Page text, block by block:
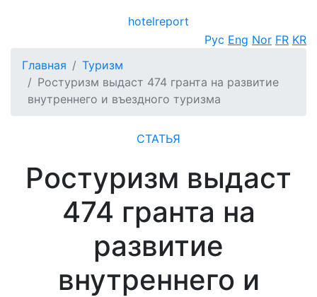
hotelreport
Рус Eng Nor FR KR
Главная
Туризм
Ростуризм выдаст 474 гранта на развитие
внутреннего и въездного туризма
СТАТЬЯ
Ростуризм выдаст
474 гранта на
развитие
внутреннего и